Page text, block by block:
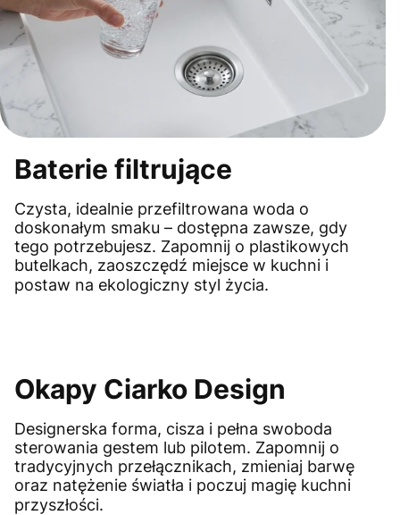
Baterie filtrujące
Czysta, idealnie przefiltrowana woda o
doskonałym smaku – dostępna zawsze, gdy
tego potrzebujesz. Zapomnij o plastikowych
butelkach, zaoszczędź miejsce w kuchni i
postaw na ekologiczny styl życia.
Okapy Ciarko Design
Designerska forma, cisza i pełna swoboda
sterowania gestem lub pilotem. Zapomnij o
tradycyjnych przełącznikach, zmieniaj barwę
oraz natężenie światła i poczuj magię kuchni
przyszłości.